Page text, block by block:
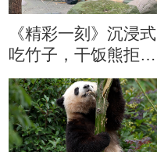
《精彩一刻》沉浸式
吃竹子，干饭熊拒绝
分心